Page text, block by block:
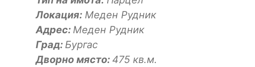
Локация: Меден Рудник
Адрес: Меден Рудник
Град: Бургас
Дворно място: 475 кв.м.